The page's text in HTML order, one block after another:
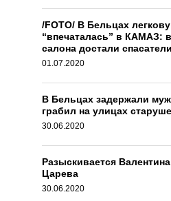
/FOTO/ В Бельцах
“впечаталась” в КАМАЗ:
салона достали спасатели
01.07.2020
В Бельцах задержали
грабил на улицах
30.06.2020
Разыскивается
Царева
30.06.2020